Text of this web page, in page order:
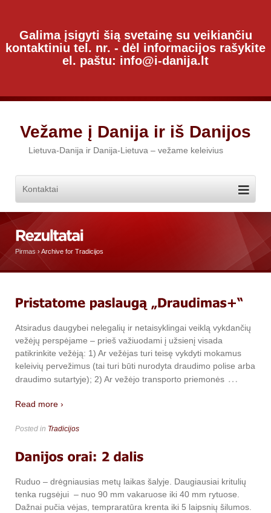
Galima įsigyti šią svetainę su veikiančiu
kontaktiniu tel. nr. - dėl informacijos rašykite
el. paštu: info@i-danija.lt
Vežame į Danija ir iš Danijos
Lietuva-Danija ir Danija-Lietuva – vežame keleivius
Pirmas ›Archive for Tradicijos
Atsiradus daugybei nelegalių ir netaisyklingai veiklą vykdančių
vežėjų perspėjame – prieš važiuodami į užsienį visada
patikrinkite vežėją: 1) Ar vežėjas turi teisę vykdyti mokamus
keleivių pervežimus (tai turi būti nurodyta draudimo polise arba
draudimo sutartyje); 2) Ar vežėjo transporto priemonės …
Read more ›
Posted in Tradicijos
Ruduo – drėgniausias metų laikas šalyje. Daugiausiai kritulių
tenka rugsėjui – nuo 90 mm vakaruose iki 40 mm rytuose.
Dažnai pučia vėjas, tempraratūra krenta iki 5 laipsnių šilumos.